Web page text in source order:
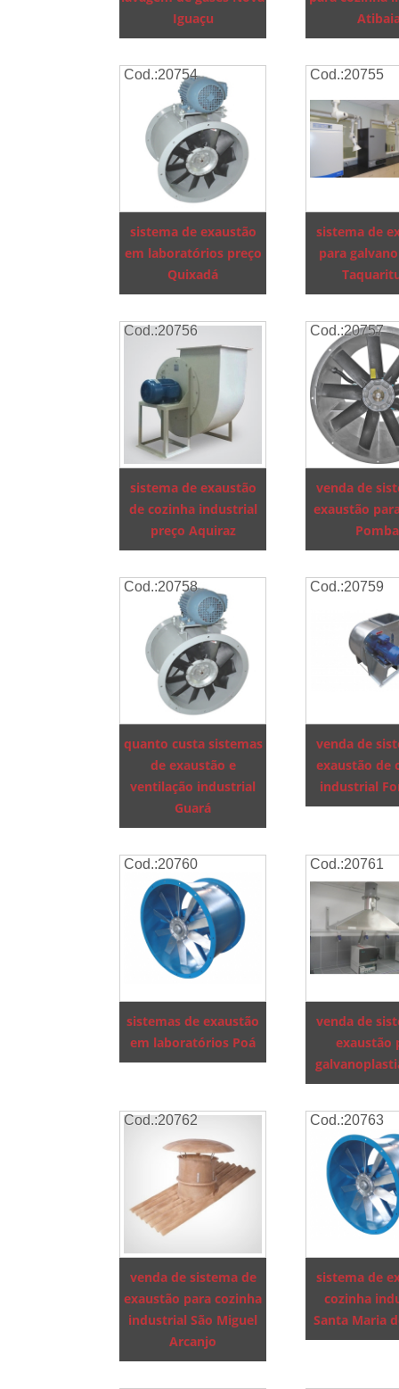
Iguaçu
Cod.:20754
sistema de exaustão
em laboratórios preço
Quixadá
Cod.:20755
sistema de
para
Cod.:20756
sistema de exaustão
de cozinha industrial
preço Aquiraz
Cod.:20757
venda de
exaustão
Cod.:20758
quanto custa sistemas
de exaustão e
ventilação industrial
Guará
Cod.:20759
venda de
exaustão de
industrial
Cod.:20760
sistemas de exaustão
em laboratórios Poá
Cod.:20761
venda de
exaustão
Cod.:20762
venda de sistema de
exaustão para cozinha
industrial São Miguel
Arcanjo
Cod.:20763
sistema de
cozinha
Santa Maria